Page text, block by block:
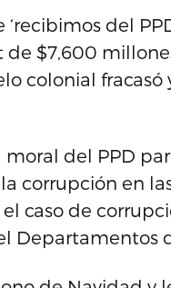
del
$7,600
colonial
del PPD
corrupción en
caso de
Departamentos